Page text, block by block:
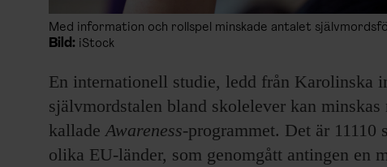
Med information och rollspel minskade antalet
Bild: iStock
En internationell studie, ledd från Karolinska
självmordstalen bland skolelever kan minskas
kallade Awareness-programmet. Det är
olika EU-länder, som genomgått antingen en